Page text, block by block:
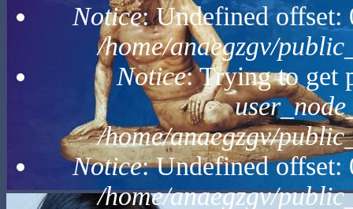
Notice: Undefined
/home/anaegzgv/
Notice: Trying to get
/home/anaegzgv/
Notice: Undefined
/home/anaegzgv/